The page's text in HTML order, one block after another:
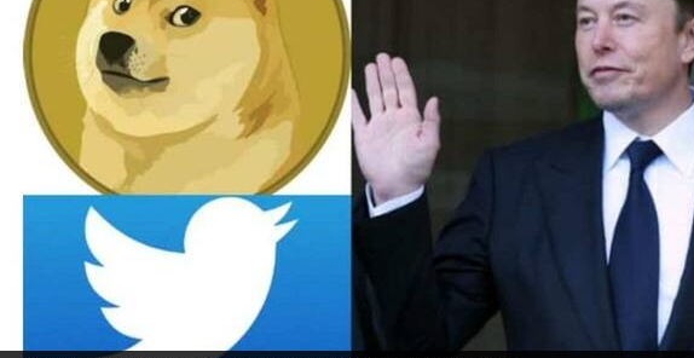
செய்தி முன்னோட்டம்
உலகின் மிகப்பெரிய தொழிலதிபரான டெஸ்லா
கொண்டு வந்துள்ளார். ட்விட்டர் நிறுவனத்தை 44
இதனைத்தொடர்ந்து, ட்விட்டரின் புளூ டிக்
நீல நிறமும், வணிகர்களுக்கு தங்க நிறமும், அரசு
இந்த நிலையில், தற்போது ட்விட்டர் செயலியின்
அதாவது, ட்விட்டரின் அடையாளமாக கருதப்படும்
இனமான ஷிபா இனுவின் லோகோ